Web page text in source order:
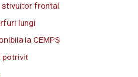
stivuitor frontal
lungi
la CEMPS
potrivit